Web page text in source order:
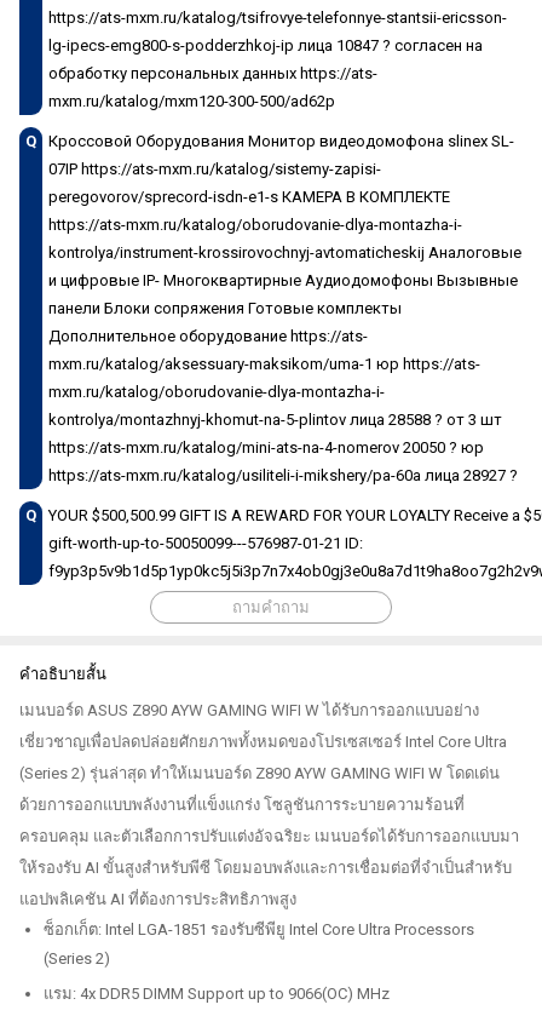
https://ats-mxm.ru/katalog/tsifrovye-telefonnye-stantsii-ericsson-
lg-ipecs-emg800-s-podderzhkoj-ip лица 10847 ? согласен на
обработку персональных данных https://ats-
mxm.ru/katalog/mxm120-300-500/ad62p
Q
Кроссовой Оборудования Монитор видеодомофона slinex SL-
07IP https://ats-mxm.ru/katalog/sistemy-zapisi-
peregovorov/sprecord-isdn-e1-s КАМЕРА В КОМПЛЕКТЕ
https://ats-mxm.ru/katalog/oborudovanie-dlya-montazha-i-
kontrolya/instrument-krossirovochnyj-avtomaticheskij Аналоговые
и цифровые IP- Многоквартирные Аудиодомофоны Вызывные
панели Блоки сопряжения Готовые комплекты
Дополнительное оборудование https://ats-
mxm.ru/katalog/aksessuary-maksikom/uma-1 юр https://ats-
mxm.ru/katalog/oborudovanie-dlya-montazha-i-
kontrolya/montazhnyj-khomut-na-5-plintov лица 28588 ? от 3 шт
https://ats-mxm.ru/katalog/mini-ats-na-4-nomerov 20050 ? юр
https://ats-mxm.ru/katalog/usiliteli-i-mikshery/pa-60a лица 28927 ?
Q
YOUR $500,500.99 GIFT IS A REWARD FOR YOUR LOYALTY
gift-worth-up-to-50050099---576987-01-21 ID:
ถามคำถาม
คำอธิบายสั้น
เมนบอร์ด ASUS Z890 AYW GAMING WIFI W ได้รับการออกแบบอย่าง
เชี่ยวชาญเพื่อปลดปล่อยศักยภาพทั้งหมดของโปรเซสเซอร์ Intel Core Ultra
(Series 2) รุ่นล่าสุด ทำให้เมนบอร์ด Z890 AYW GAMING WIFI W โดดเด่น
ด้วยการออกแบบพลังงานที่แข็งแกร่ง โซลูชันการระบายความร้อนที่
ครอบคลุม และตัวเลือกการปรับแต่งอัจฉริยะ เมนบอร์ดได้รับการออกแบบมา
ให้รองรับ AI ขั้นสูงสำหรับพีซี โดยมอบพลังและการเชื่อมต่อที่จำเป็นสำหรับ
แอปพลิเคชัน AI ที่ต้องการประสิทธิภาพสูง
ซ็อกเก็ต: Intel LGA-1851 รองรับซีพียู Intel Core Ultra Processors
(Series 2)
แรม: 4x DDR5 DIMM Support up to 9066(OC) MHz